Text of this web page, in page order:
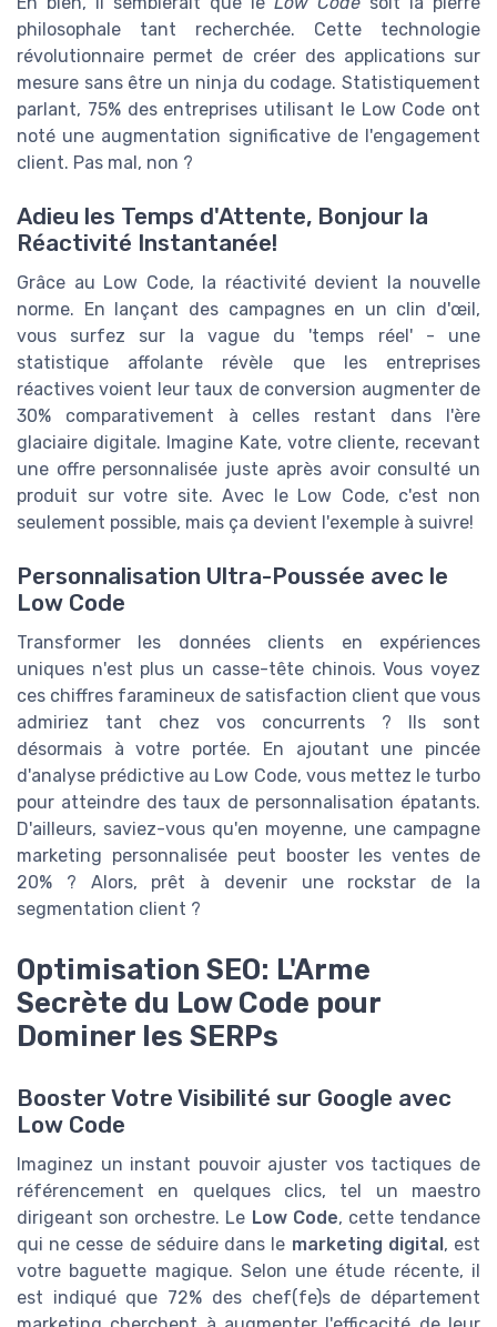
philosophale tant recherchée. Cette technologie
révolutionnaire permet de créer des applications sur
mesure sans être un ninja du codage. Statistiquement
parlant, 75% des entreprises utilisant le Low Code ont
noté une augmentation significative de l'engagement
client. Pas mal, non ?
Adieu les Temps d'Attente, Bonjour la
Réactivité Instantanée!
Grâce au Low Code, la réactivité devient la nouvelle
norme. En lançant des campagnes en un clin d'œil,
vous surfez sur la vague du 'temps réel' - une
statistique affolante révèle que les entreprises
réactives voient leur taux de conversion augmenter de
30% comparativement à celles restant dans l'ère
glaciaire digitale. Imagine Kate, votre cliente, recevant
une offre personnalisée juste après avoir consulté un
produit sur votre site. Avec le Low Code, c'est non
seulement possible, mais ça devient l'exemple à suivre!
Personnalisation Ultra-Poussée avec le
Low Code
Transformer les données clients en expériences
uniques n'est plus un casse-tête chinois. Vous voyez
ces chiffres faramineux de satisfaction client que vous
admiriez tant chez vos concurrents ? Ils sont
désormais à votre portée. En ajoutant une pincée
d'analyse prédictive au Low Code, vous mettez le turbo
pour atteindre des taux de personnalisation épatants.
D'ailleurs, saviez-vous qu'en moyenne, une campagne
marketing personnalisée peut booster les ventes de
20% ? Alors, prêt à devenir une rockstar de la
segmentation client ?
Optimisation SEO: L'Arme
Secrète du Low Code pour
Dominer les SERPs
Booster Votre Visibilité sur Google avec
Low Code
Imaginez un instant pouvoir ajuster vos tactiques de
référencement en quelques clics, tel un maestro
dirigeant son orchestre. Le Low Code, cette tendance
qui ne cesse de séduire dans le marketing digital, est
votre baguette magique. Selon une étude récente, il
est indiqué que 72% des chef(fe)s de département